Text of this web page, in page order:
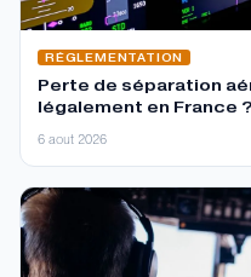
RÉGLEMENTATION
Perte de séparation
légalement en France ?
6 aout 2026